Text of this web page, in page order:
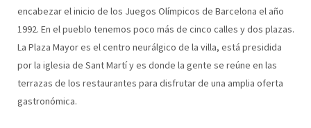
encabezar el inicio de los Juegos Olímpicos de Barcelona el año
1992. En el pueblo tenemos poco más de cinco calles y dos plazas.
La Plaza Mayor es el centro neurálgico de la villa, está presidida
por la iglesia de Sant Martí y es donde la gente se reúne en las
terrazas de los restaurantes para disfrutar de una amplia oferta
gastronómica.